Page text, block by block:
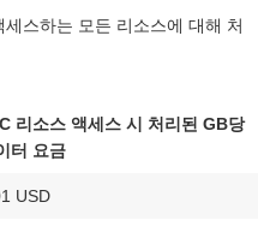
스하는 모든 리소스에 대해 처
리소스 액세스 시 처리된 GB당
터 요금
USD